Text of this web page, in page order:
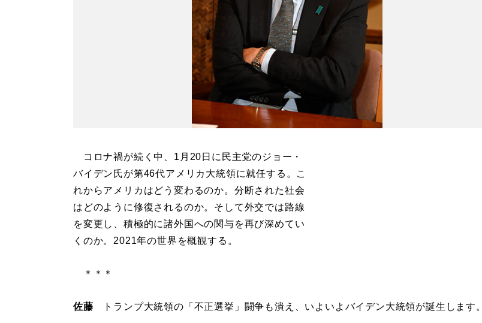
コロナ禍が続く中、1月20日に民主党のジョー・
バイデン氏が第46代アメリカ大統領に就任する。こ
れからアメリカはどう変わるのか。分断された社会
はどのように修復されるのか。そして外交では路線
を変更し、積極的に諸外国への関与を再び深めてい
くのか。2021年の世界を概観する。
＊＊＊
佐藤 トランプ大統領の「不正選挙」闘争も潰え、いよいよバイデン大統領が誕生します。